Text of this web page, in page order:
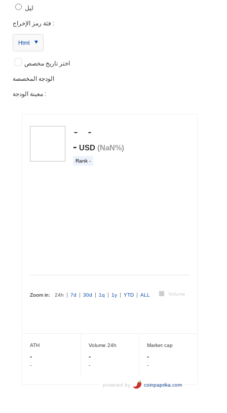
ليل
فئة رمز الإخراج :
Html
اختر تاريخ مخصص
الودجة المخصصة
معينة الودجة :